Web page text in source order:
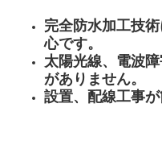
スロープマットスイッチ カ
お問い合わせ
完全防水加工技
心です。
太陽光線、電波
がありません。
設置、配線工事が